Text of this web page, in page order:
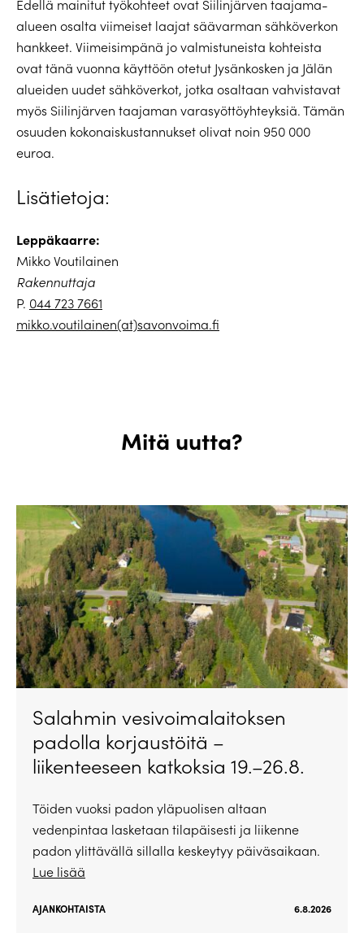
Edellä mainitut työkohteet ovat Siilinjärven taajama-
alueen osalta viimeiset laajat säävarman sähköverkon
hankkeet. Viimeisimpänä jo valmistuneista kohteista
ovat tänä vuonna käyttöön otetut Jysänkosken ja Jälän
alueiden uudet sähköverkot, jotka osaltaan vahvistavat
myös Siilinjärven taajaman varasyöttöyhteyksiä. Tämän
osuuden kokonaiskustannukset olivat noin 950 000
euroa.
Lisätietoja:
Leppäkaarre:
Mikko Voutilainen
Rakennuttaja
P. 044 723 7661
mikko.voutilainen(at)savonvoima.fi
Mitä uutta?
Salahmin vesivoimalaitoksen
padolla korjaustöitä –
liikenteeseen katkoksia 19.–26.8.
Töiden vuoksi padon yläpuolisen altaan
vedenpintaa lasketaan tilapäisesti ja liikenne
padon ylittävällä sillalla keskeytyy päiväsaikaan.
Lue lisää
AJANKOHTAISTA 6.8.2026